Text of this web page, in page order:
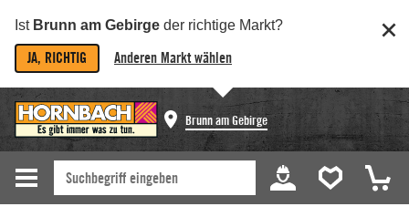
Ist Brunn am Gebirge der richtige Markt?
JA, RICHTIG Anderen Markt wählen
Brunn am Gebirge